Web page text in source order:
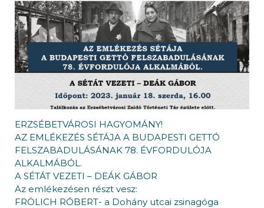
ERZSÉBETVÁROSI HAGYOMÁNY!
AZ EMLÉKEZÉS SÉTÁJA A BUDAPESTI GETTÓ
FELSZABADULÁSÁNAK 78. ÉVFORDULÓJA
ALKALMÁBÓL.
A SÉTÁT VEZETI – DEÁK GÁBOR
Az emlékezésen részt vesz:
FRÖLICH RÓBERT- a Dohány utcai zsinagóga